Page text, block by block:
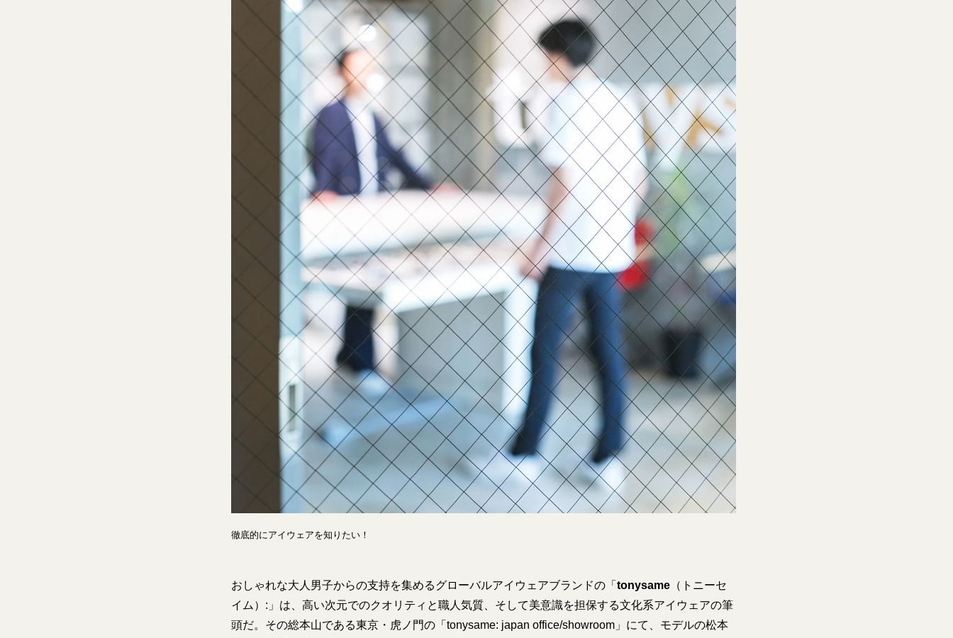
徹底的にアイウェアを知りたい！
おしゃれな大人男子からの支持を集めるグローバルアイウェアブランドの「tonysame （トニーセ
イム）:」は、高い次元でのクオリティと職人気質、そして美意識を担保する文化系アイウェアの筆
頭だ。その総本山である東京・虎ノ門の「tonysame: japan office/showroom」にて、モデルの松本